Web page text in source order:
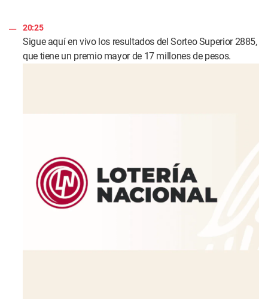
20:25
Sigue aquí en vivo los resultados del Sorteo Superior 2885,
que tiene un premio mayor de 17 millones de pesos.